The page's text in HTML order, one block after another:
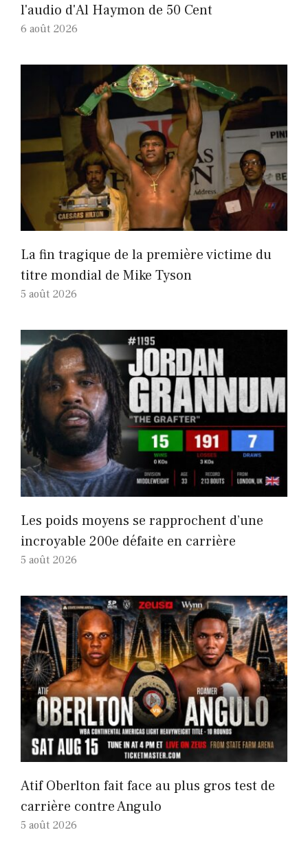
l'audio d'Al Haymon de 50 Cent
6 août 2026
La fin tragique de la première victime du
titre mondial de Mike Tyson
5 août 2026
Les poids moyens se rapprochent d’une
incroyable 200e défaite en carrière
5 août 2026
Atif Oberlton fait face au plus gros test de
carrière contre Angulo
5 août 2026